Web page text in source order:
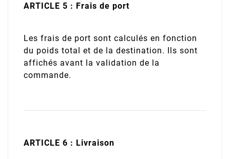
ARTICLE 5 : Frais de port
Les frais de port sont calculés en fonction
du poids total et de la destination. Ils sont
affichés avant la validation de la
commande.
ARTICLE 6 : Livraison